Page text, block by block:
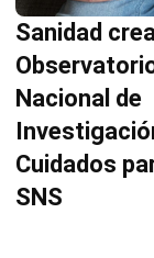
Sanidad
Nacional de
Cuidados
SNS